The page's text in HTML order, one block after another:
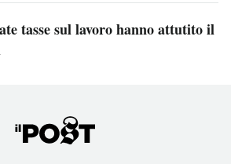
tasse sul lavoro hanno attutito il